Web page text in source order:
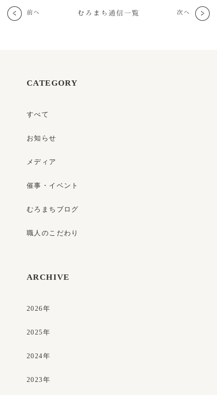
前へ むろまち通信一覧 次へ
CATEGORY
すべて
お知らせ
メディア
催事・イベント
むろまちブログ
職人のこだわり
ARCHIVE
2026年
2025年
2024年
2023年